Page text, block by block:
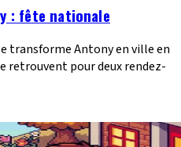
: fête nationale
transforme Antony en ville en
retrouvent pour deux rendez-